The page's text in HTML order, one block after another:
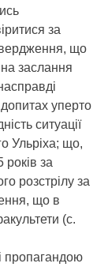
за
що
заслання
уперто
ситуації
Ульріха; що,
за
розстрілу за
що в
(с.
пропагандою